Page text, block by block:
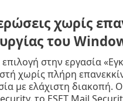
χωρίς
του
στην εργασία
χωρίς πλήρη
με ελάχιστη διακοπή.